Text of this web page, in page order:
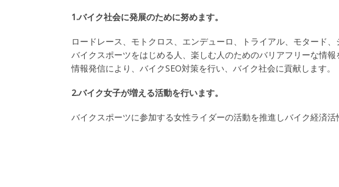
1.バイク社会に発展のために努めます。
ロードレース、モトクロス、エンデューロ、トライアル、モタード、
バイクスポーツをはじめる人、楽しむ人のためのバリアフリーな情報
情報発信により、バイクSEO対策を行い、バイク社会に貢献します。
2.バイク女子が増える活動を行います。
バイクスポーツに参加する女性ライダーの活動を推進しバイク経済活